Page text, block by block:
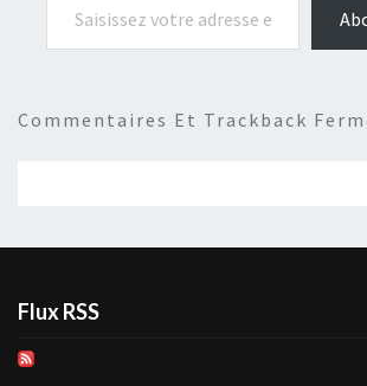
Commentaires Et Trackback
Flux RSS